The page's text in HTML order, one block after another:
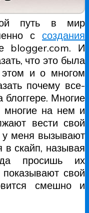
путь в мир
с создания
blogger.com. И
что это была
и о многом
почему все-
блоггере. Многие
многие на нем и
вести свой
у меня вызывают
скайп, называя
просишь их
свой
смешно и